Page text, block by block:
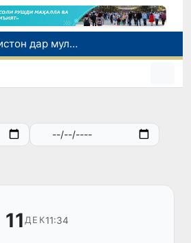
Сарвазири Ӯзбекистон дар мулоқот бо Президенти Қирғизистон дар доираи чорабиниҳои Иттиҳоди иқтисодии АвруОсиё иштирок кард
Дар Қашқадарё анҷумани байналмилалии экологӣ бо иштироки ҷавонон аз нӯҳ кишвар баргузор мешавад
Дар Сенат бо намояндаи Департаменти давлатии ИМА мулоқот баргузор шуд
11 ДЕК11:34